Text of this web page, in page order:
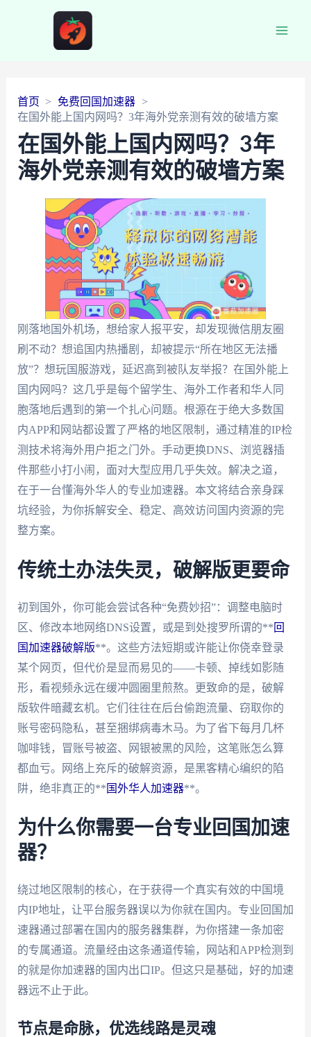
首页
免费回国加速器
在国外能上国内网吗？3年海外党亲测有效的破墙方案
在国外能上国内网吗？3年
海外党亲测有效的破墙方案
刚落地国外机场，想给家人报平安，却发现微信朋友圈
刷不动？想追国内热播剧，却被提示“所在地区无法播
放”？想玩国服游戏，延迟高到被队友举报？在国外能上
国内网吗？这几乎是每个留学生、海外工作者和华人同
胞落地后遇到的第一个扎心问题。根源在于绝大多数国
内APP和网站都设置了严格的地区限制，通过精准的IP检
测技术将海外用户拒之门外。手动更换DNS、浏览器插
件那些小打小闹，面对大型应用几乎失效。解决之道，
在于一台懂海外华人的专业加速器。本文将结合亲身踩
坑经验，为你拆解安全、稳定、高效访问国内资源的完
整方案。
传统土办法失灵，破解版更要命
初到国外，你可能会尝试各种“免费妙招”：调整电脑时
区、修改本地网络DNS设置，或是到处搜罗所谓的**回
国加速器破解版**。这些方法短期或许能让你侥幸登录
某个网页，但代价是显而易见的——卡顿、掉线如影随
形，看视频永远在缓冲圆圈里煎熬。更致命的是，破解
版软件暗藏玄机。它们往往在后台偷跑流量、窃取你的
账号密码隐私，甚至捆绑病毒木马。为了省下每月几杯
咖啡钱，冒账号被盗、网银被黑的风险，这笔账怎么算
都血亏。网络上充斥的破解资源，是黑客精心编织的陷
阱，绝非真正的** 国外华人加速器**。
为什么你需要一台专业回国加速
器？
绕过地区限制的核心，在于获得一个真实有效的中国境
内IP地址，让平台服务器误以为你就在国内。专业回国加
速器通过部署在国内的服务器集群，为你搭建一条加密
的专属通道。流量经由这条通道传输，网站和APP检测到
的就是你加速器的国内出口IP。但这只是基础，好的加速
器远不止于此。
节点是命脉，优选线路是灵魂